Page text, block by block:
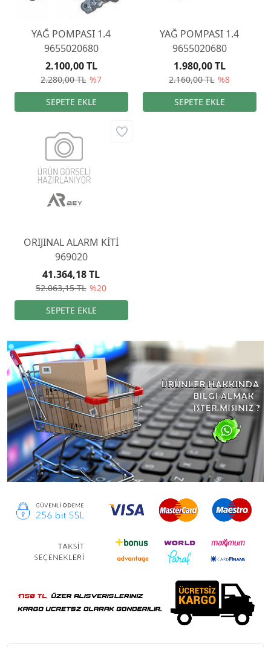
YAĞ POMPASI 1.4
9655020680
2.280,00 TL %7
2.100,00 TL
YAĞ POMPASI 1.4
9655020680
2.160,00 TL %8
1.980,00 TL
ORIJINAL ALARM KİTİ
969020
52.063,15 TL %20
41.364,18 TL